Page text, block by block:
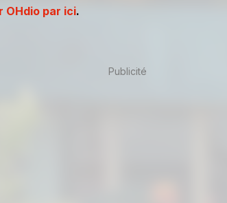
OHdio par ici.
Publicité